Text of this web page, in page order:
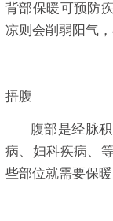
背部保暖可预防
凉则会削弱阳气，
捂腹
腹部是经脉积
病、妇科疾病、
些部位就需要保暖